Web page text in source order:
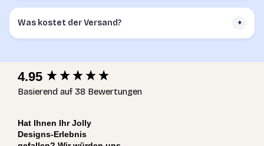
Was kostet der Versand? +
4.95
Basierend auf 38 Bewertungen
Hat Ihnen Ihr Jolly
Designs-Erlebnis
New content loaded